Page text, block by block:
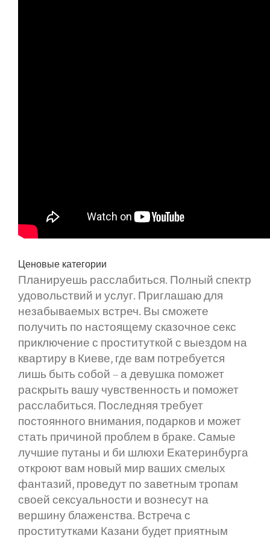
Ценовые категории
Планируешь расслабиться. Полный спектр
удовольствий и услуг. Приглашаю для
незабываемых встреч. Вы сможете
получить по настоящему сказочное секс
приключение с проституткой с выездом на
квартиру в Киеве, где вам потребуется
лишь быть собой – а девушка поможет
раскрыть вашу чувственность и поможет
расслабиться. Последняя требует
постоянного внимания, подарков и может
стать причиной проблем в браке. Самые
лучшие путаны и би шлюхи Екатеринбурга
откроют вам новый мир ваших смелых
фантазий, проведут по заветным тропам
своей сексуальности и вознесут на
вершину блаженства. Встреча с
проститутками Казани будет приятным